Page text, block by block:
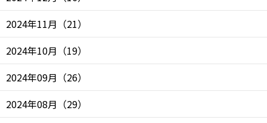
2024年11月 （21）
2024年10月 （19）
2024年09月 （26）
2024年08月 （29）